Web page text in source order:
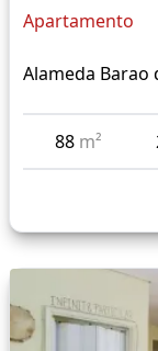
Apartamento
Alameda Barao
88 m²